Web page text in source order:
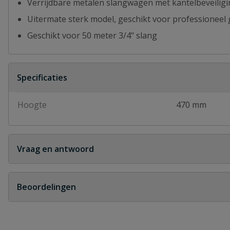
Verrijdbare metalen slangwagen met
Uitermate sterk model, geschikt voor professioneel
Geschikt voor 50 meter 3/4" slang
Specificaties
Hoogte 470 mm
Vraag en antwoord
Geen vragen
Beoordelingen